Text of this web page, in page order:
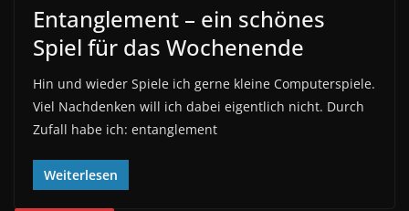
Entanglement – ein schönes
Spiel für das Wochenende
Hin und wieder Spiele ich gerne kleine Computerspiele.
Viel Nachdenken will ich dabei eigentlich nicht. Durch
Zufall habe ich: entanglement
Weiterlesen